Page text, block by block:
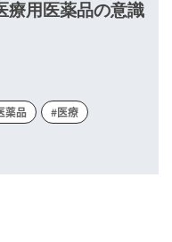
用医薬品の意識
薬品 #医療